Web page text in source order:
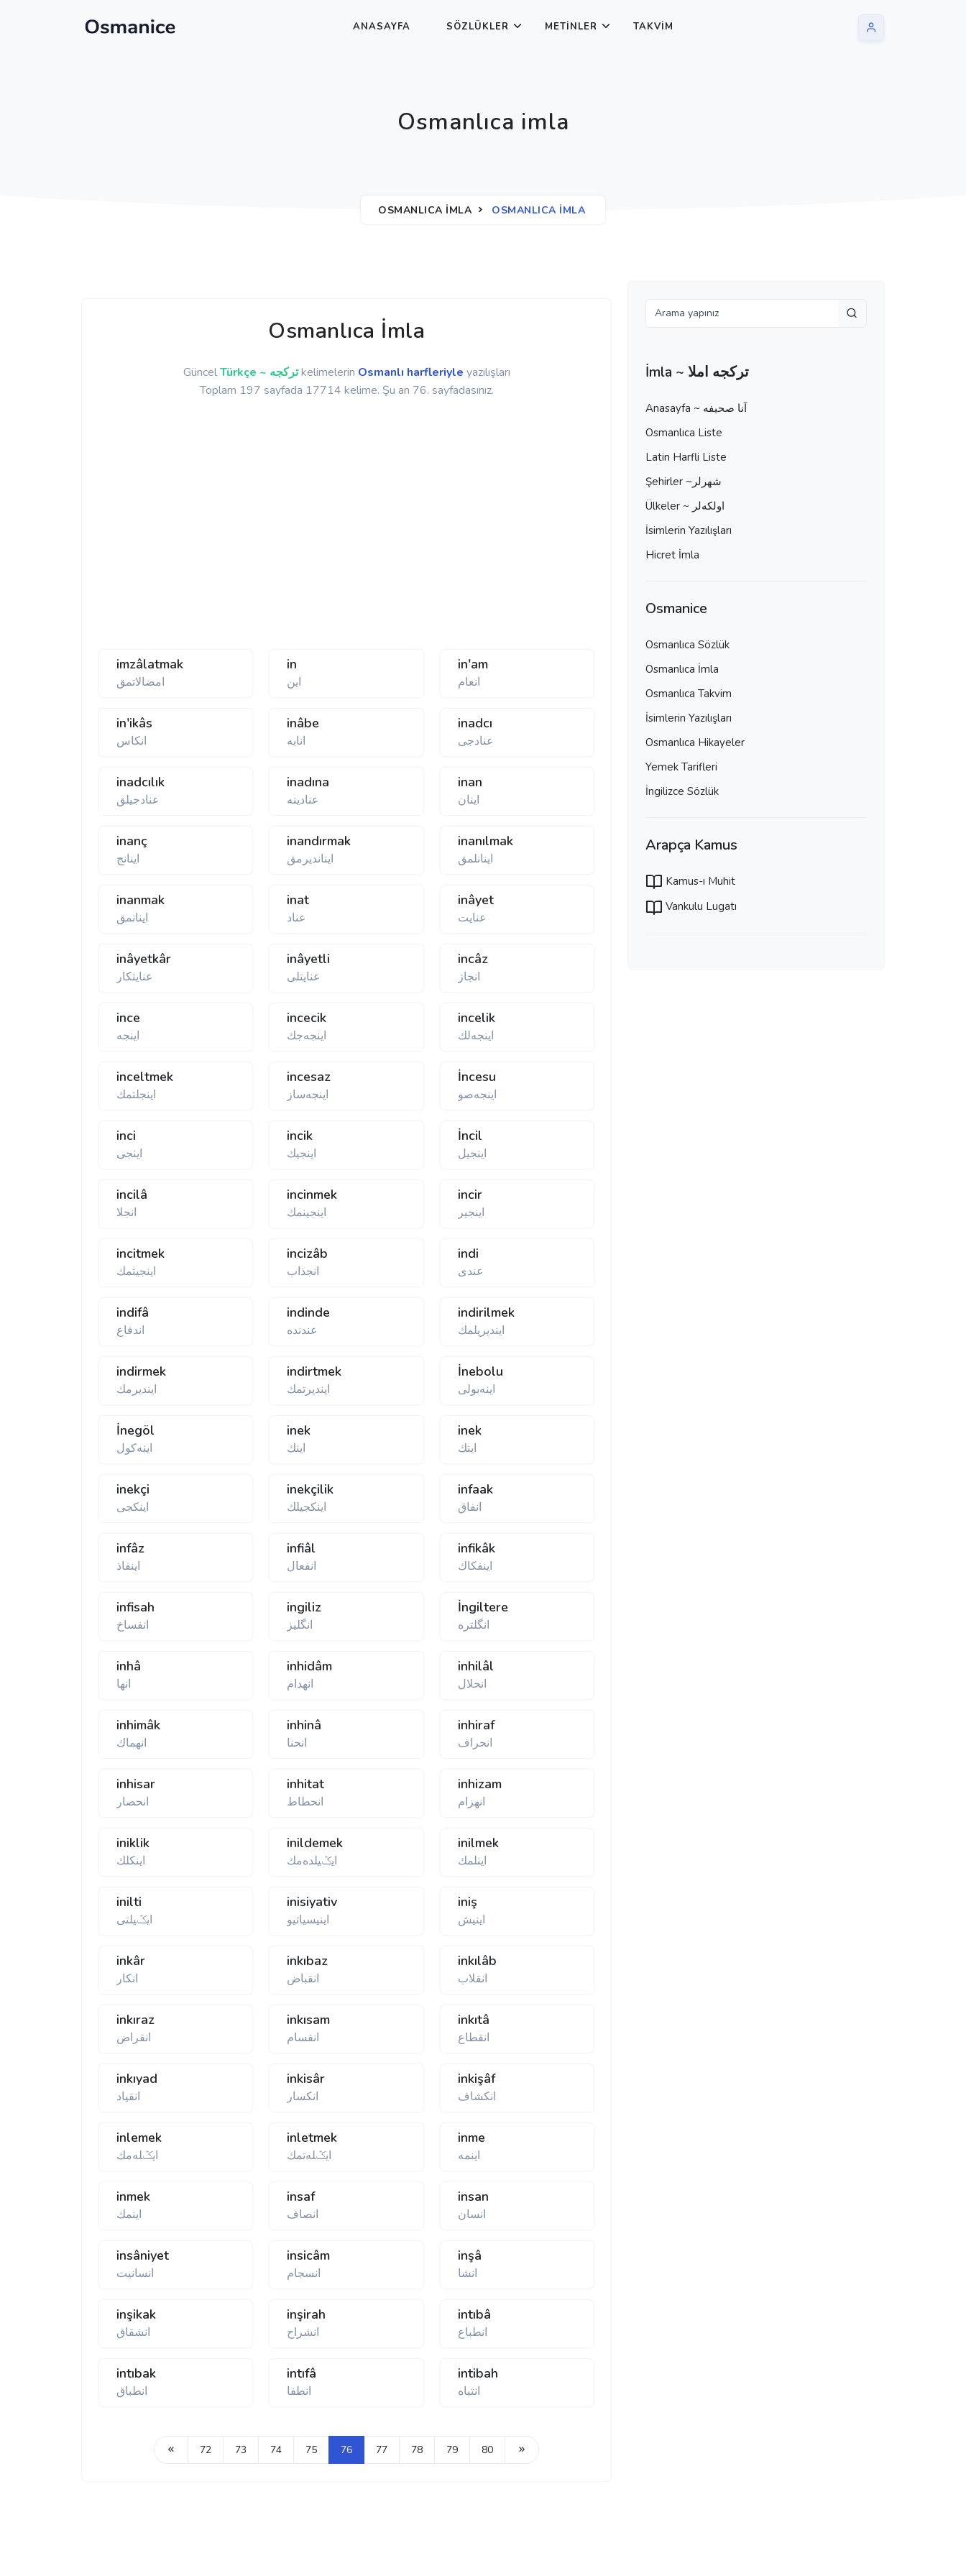
ANASAYFA SÖZLÜKLER METINLER TAKVIM
Osmanlıca imla
OSMANLICA İMLA OSMANLICA IMLA
Osmanlıca İmla
Güncel Türkçe ~ تركجهkelimelerin Osmanlı harfleriyle yazılışları
Toplam 197 sayfada 17714 kelime. Şu an 76. sayfadasınız.
imzâlatmak
امضالاتمق
in
این
in'am
انعام
in'ikâs
انكاس
inâbe
انابە
inadcı
عنادجی
inadcılık
عنادجیلق
inadına
عنادینه
inan
اینان
inanç
اینانج
inandırmak
ایناندیرمق
inanılmak
اینانلمق
inanmak
اینانمق
inat
عناد
inâyet
عنایت
inâyetkâr
عنایتكار
inâyetli
عنایتلی
incâz
انجاز
ince
اینجه
incecik
اینجەجك
incelik
اینجه‌لك
inceltmek
اینجلتمك
incesaz
اینجه‌ساز
İncesu
اینجەصو
inci
اینجی
incik
اینجیك
İncil
اینجیل
incilâ
انجلا
incinmek
اینجینمك
incir
اینجیر
incitmek
اینجیتمك
incizâb
انجذاب
indi
عندی
indifâ
اندفاع
indinde
عندنده
indirilmek
ایندیریلمك
indirmek
ایندیرمك
indirtmek
ایندیرتمك
İnebolu
اینەبولی
İnegöl
اینەكول
inek
اینك
inek
اينك
inekçi
اینكجی
inekçilik
اینكجیلك
infaak
انفاق
infâz
اینفاذ
infiâl
انفعال
infikâk
اینفكاك
infisah
انفساخ
ingiliz
انگليز
İngiltere
انگلتره
inhâ
انها
inhidâm
انهدام
inhilâl
انحلال
inhimâk
انهماك
inhinâ
انحنا
inhiraf
انحراف
inhisar
انحصار
inhitat
انحطاط
inhizam
انهزام
iniklik
اینكلك
inildemek
ایݣیلده‌مك
inilmek
اینلمك
inilti
ایݣیلتی
inisiyativ
اینیسیاتیو
iniş
اینیش
inkâr
انكار
inkıbaz
انقباض
inkılâb
انقلاب
inkıraz
انقراض
inkısam
انقسام
inkıtâ
انقطاع
inkıyad
انقیاد
inkisâr
انكسار
inkişâf
انكشاف
inlemek
ایݣله‌مك
inletmek
ایݣله‌تمك
inme
اینمه
inmek
اینمك
insaf
انصاف
insan
انسان
insâniyet
انسانیت
insicâm
انسجام
inşâ
انشا
inşikak
انشقاق
inşirah
انشراح
intıbâ
انطباع
intıbak
انطباق
intıfâ
انطفا
intibah
انتباه
72 73 74 75 76 77 78 79 80
İmla ~ تركجه املا
Anasayfa ~ آنا صحيفه
Osmanlıca Liste
Latin Harfli Liste
Şehirler ~شهرلر
Ülkeler ~ اولكه‌لر
İsimlerin Yazılışları
Hicret İmla
Osmanice
Osmanlıca Sözlük
Osmanlıca İmla
Osmanlıca Takvim
İsimlerin Yazılışları
Osmanlıca Hikayeler
Yemek Tarifleri
İngilizce Sözlük
Arapça Kamus
Kamus-ı Muhit
Vankulu Lugatı